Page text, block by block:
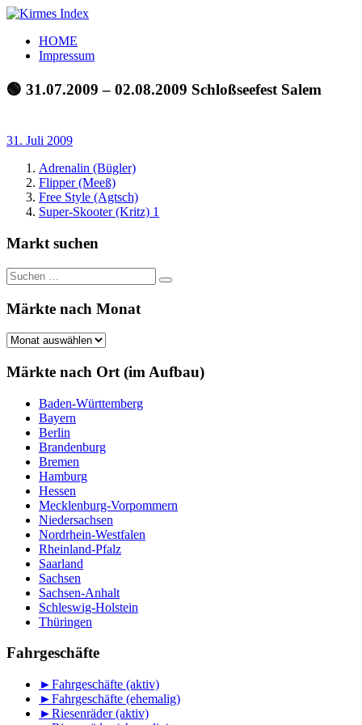
Zum
springen
Kirmes
Index
Tourpläne
der
letzten
HOME
Impressum
🟢 31.07.2009 – 02.08.2009 Schloßseefest Salem
31. Juli 2009
Adrenalin (Bügler)
Flipper (Meeß)
Free Style (Agtsch)
Super-Skooter (Kritz) 1
Markt suchen
Suchen
nach:
Suchen
Märkte nach Monat
Märkte
Monat
Märkte nach Ort (im Aufbau)
Baden-Württemberg
Bayern
Berlin
Brandenburg
Bremen
Hamburg
Hessen
Mecklenburg-Vorpommern
Niedersachsen
Nordrhein-Westfalen
Rheinland-Pfalz
Saarland
Sachsen
Sachsen-Anhalt
Schleswig-Holstein
Thüringen
Fahrgeschäfte
►Fahrgeschäfte (aktiv)
►Fahrgeschäfte (ehemalig)
►Riesenräder (aktiv)